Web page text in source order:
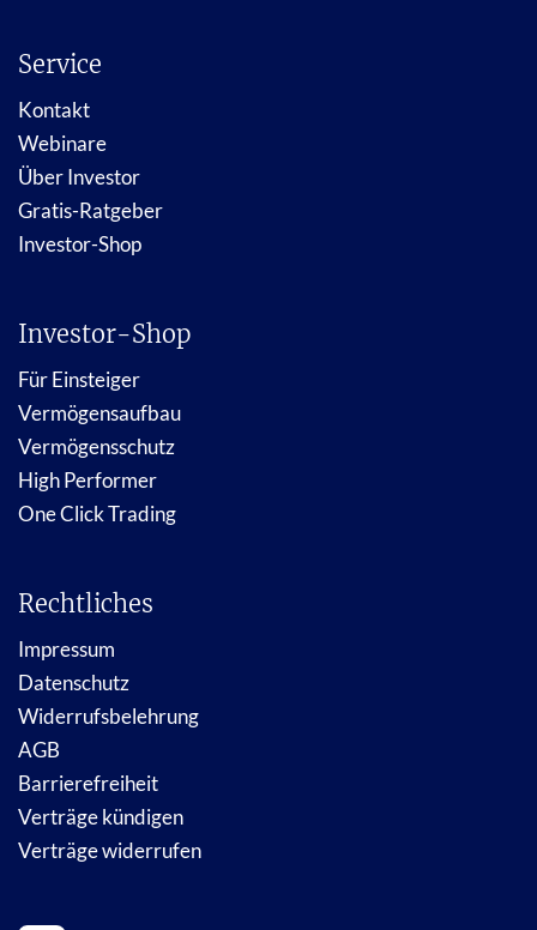
Service
Kontakt
Webinare
Über Investor
Gratis-Ratgeber
Investor-Shop
Investor-Shop
Für Einsteiger
Vermögensaufbau
Vermögensschutz
High Performer
One Click Trading
Rechtliches
Impressum
Datenschutz
Widerrufsbelehrung
AGB
Barrierefreiheit
Verträge kündigen
Verträge widerrufen